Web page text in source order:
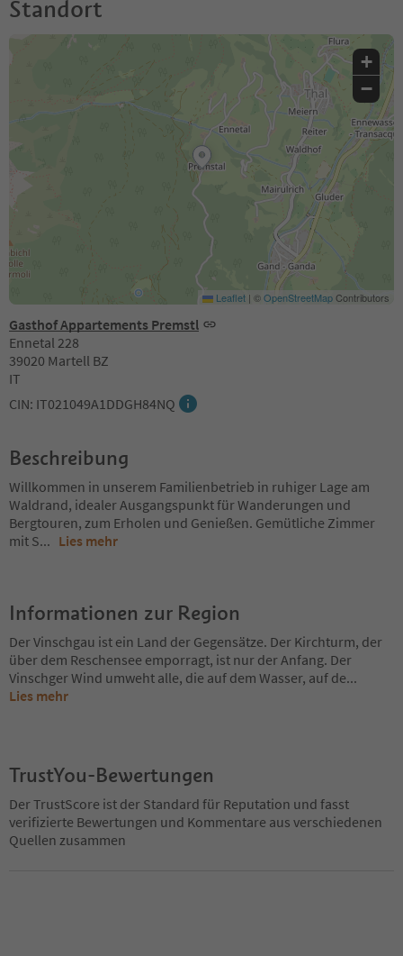
Standort
Gasthof Appartements Premstl
Ennetal 228
39020 Martell BZ
IT
CIN: IT021049A1DDGH84NQ
+
−
Leaflet | ©OpenStreetMapContributors
Beschreibung
Willkommen in unserem Familienbetrieb in ruhiger Lage am
Waldrand, idealer Ausgangspunkt für Wanderungen und
Bergtouren, zum Erholen und Genießen. Gemütliche Zimmer
mit S... Lies mehr
Informationen zur Region
Der Vinschgau ist ein Land der Gegensätze. Der Kirchturm, der
über dem Reschensee emporragt, ist nur der Anfang. Der
Vinschger Wind umweht alle, die auf dem Wasser, auf de...
Lies mehr
TrustYou-Bewertungen
Der TrustScore ist der Standard für Reputation und fasst
verifizierte Bewertungen und Kommentare aus verschiedenen
Quellen zusammen